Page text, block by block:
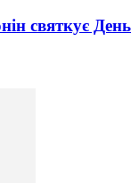
святкує День